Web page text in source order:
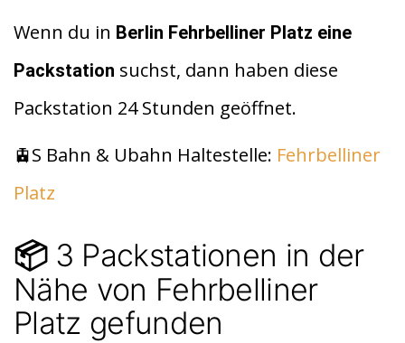
d
di
t
at
s
A
p
p
le
n
Wenn du in Berlin Fehrbelliner Platz eine
Packstation suchst, dann haben diese
Packstation 24 Stunden geöffnet.
🚊S Bahn & Ubahn Haltestelle: Fehrbelliner
Platz
📦3 Packstationen in der
Nähe von Fehrbelliner
Platz gefunden